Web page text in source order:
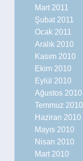
Mart 2011
Şubat 2011
Ocak 2011
Aralık 2010
Kasım 2010
Ekim 2010
Eylül 2010
Ağustos 2010
Temmuz 2010
Haziran 2010
Mayıs 2010
Nisan 2010
Mart 2010